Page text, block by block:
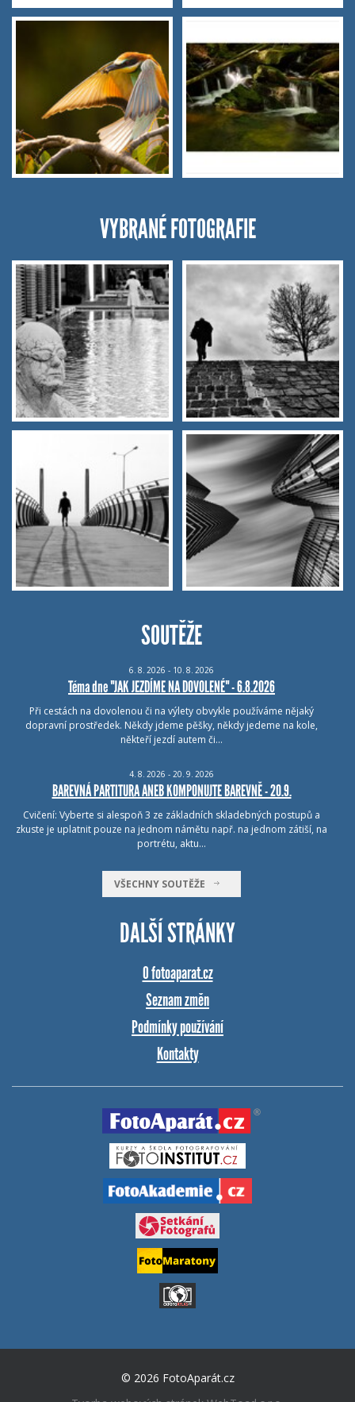
VYBRANÉ FOTOGRAFIE
SOUTĚŽE
6. 8. 2026 - 10. 8. 2026
Téma dne "JAK JEZDÍME NA DOVOLENÉ" - 6.8.2026
Při cestách na dovolenou či na výlety obvykle používáme nějaký
dopravní prostředek. Někdy jdeme pěšky, někdy jedeme na kole,
někteří jezdí autem či…
4. 8. 2026 - 20. 9. 2026
BAREVNÁ PARTITURA ANEB KOMPONUJTE BAREVNĚ - 20.9.
Cvičení: Vyberte si alespoň 3 ze základních skladebných postupů a
zkuste je uplatnit pouze na jednom námětu např. na jednom zátiší, na
portrétu, aktu…
VŠECHNY SOUTĚŽE
DALŠÍ STRÁNKY
O fotoaparat.cz
Seznam změn
Podmínky používání
Kontakty
© 2026 FotoAparát.cz